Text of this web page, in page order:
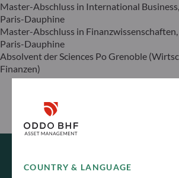
COUNTRY & LANGUAGE
Master-Abschluss in International
Paris-Dauphine
Master-Abschluss in
Paris-Dauphine
Absolvent der Sciences Po Grenoble
Finanzen)